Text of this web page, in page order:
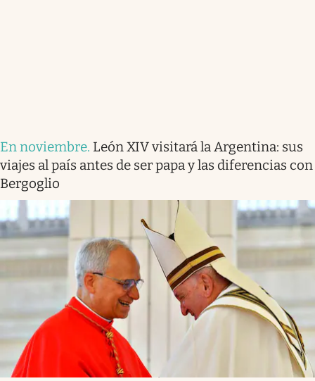
En noviembre. León XIV visitará la Argentina: sus
viajes al país antes de ser papa y las diferencias con
Bergoglio